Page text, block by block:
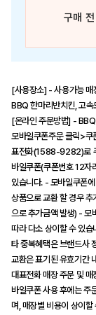
구매
[사용장소] - 사용가능 매
BBQ 한마리반치킨, 고속
[온라인 주문방법] -
모바일쿠폰주문 클릭>쿠
표전화(1588-9282)로
바일쿠폰(쿠폰번호 12자
있습니다. - 모바일쿠폰
상품으로 교환 할 경우
으로 추가금액 발생) -
따라 다소 상이할 수 있
타 중복혜택은 브랜드사
교환은 표기된 유효기간
대표전화 매장 주문 및
바일쿠폰 사용 후에는 주
며, 매장별 비용이 상이